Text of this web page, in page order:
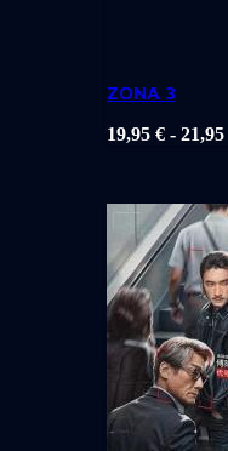
ZONA 3
19,95 € - 21,95